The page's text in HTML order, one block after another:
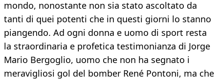
mondo, nonostante non sia stato ascoltato da
tanti di quei potenti che in questi giorni lo stanno
piangendo. Ad ogni donna e uomo di sport resta
la straordinaria e profetica testimonianza di Jorge
Mario Bergoglio, uomo che non ha segnato i
meravigliosi gol del bomber René Pontoni, ma che